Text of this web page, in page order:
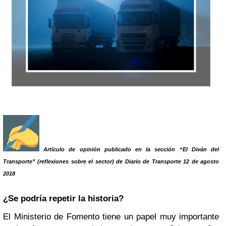
Artículo de opinión publicado en la sección “El Diván del
Transporte” (reflexiones sobre el sector) de Diario de Transporte 12 de agosto
2018
¿Se podría repetir la historia?
El Ministerio de Fomento tiene un papel muy importante